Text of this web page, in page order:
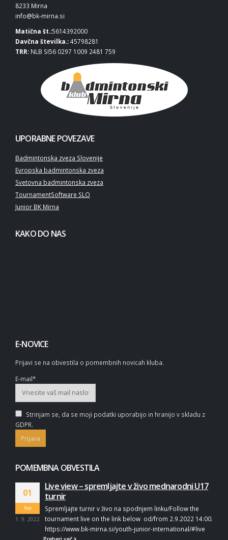
8233 Mirna
info@bk-mirna.si
Matična št.:5614392000
Davčna številka.:45798281
TRR: NLB SI56 0297 1009 2481 759
UPORABNE POVEZAVE
Badmintonska zveza Slovenije
Evropska badmintonska zveza
Svetovna badmintonska zveza
TournamentSoftware SLO
Junior BK Mirna
KAKO DO NAS
E-NOVICE
Prijavi se na obvestila o pomembnih novicah kluba.
E-mail*
Strinjam se, da se moji podatki uporabijo in hranijo v skladu z
GDPR.
POMEMBNA OBVESTILA
01
Sep
1. 9. 2022
Live view – spremljajte v živo mednarodni U17
turnir
Spremljajte turnir v živo na spodnjem linku/Follow the
tournament live on the link below od/from 2.9.2022 14:00.
https://www.bk-mirna.si/youth-junior-international/#live
Preberi več